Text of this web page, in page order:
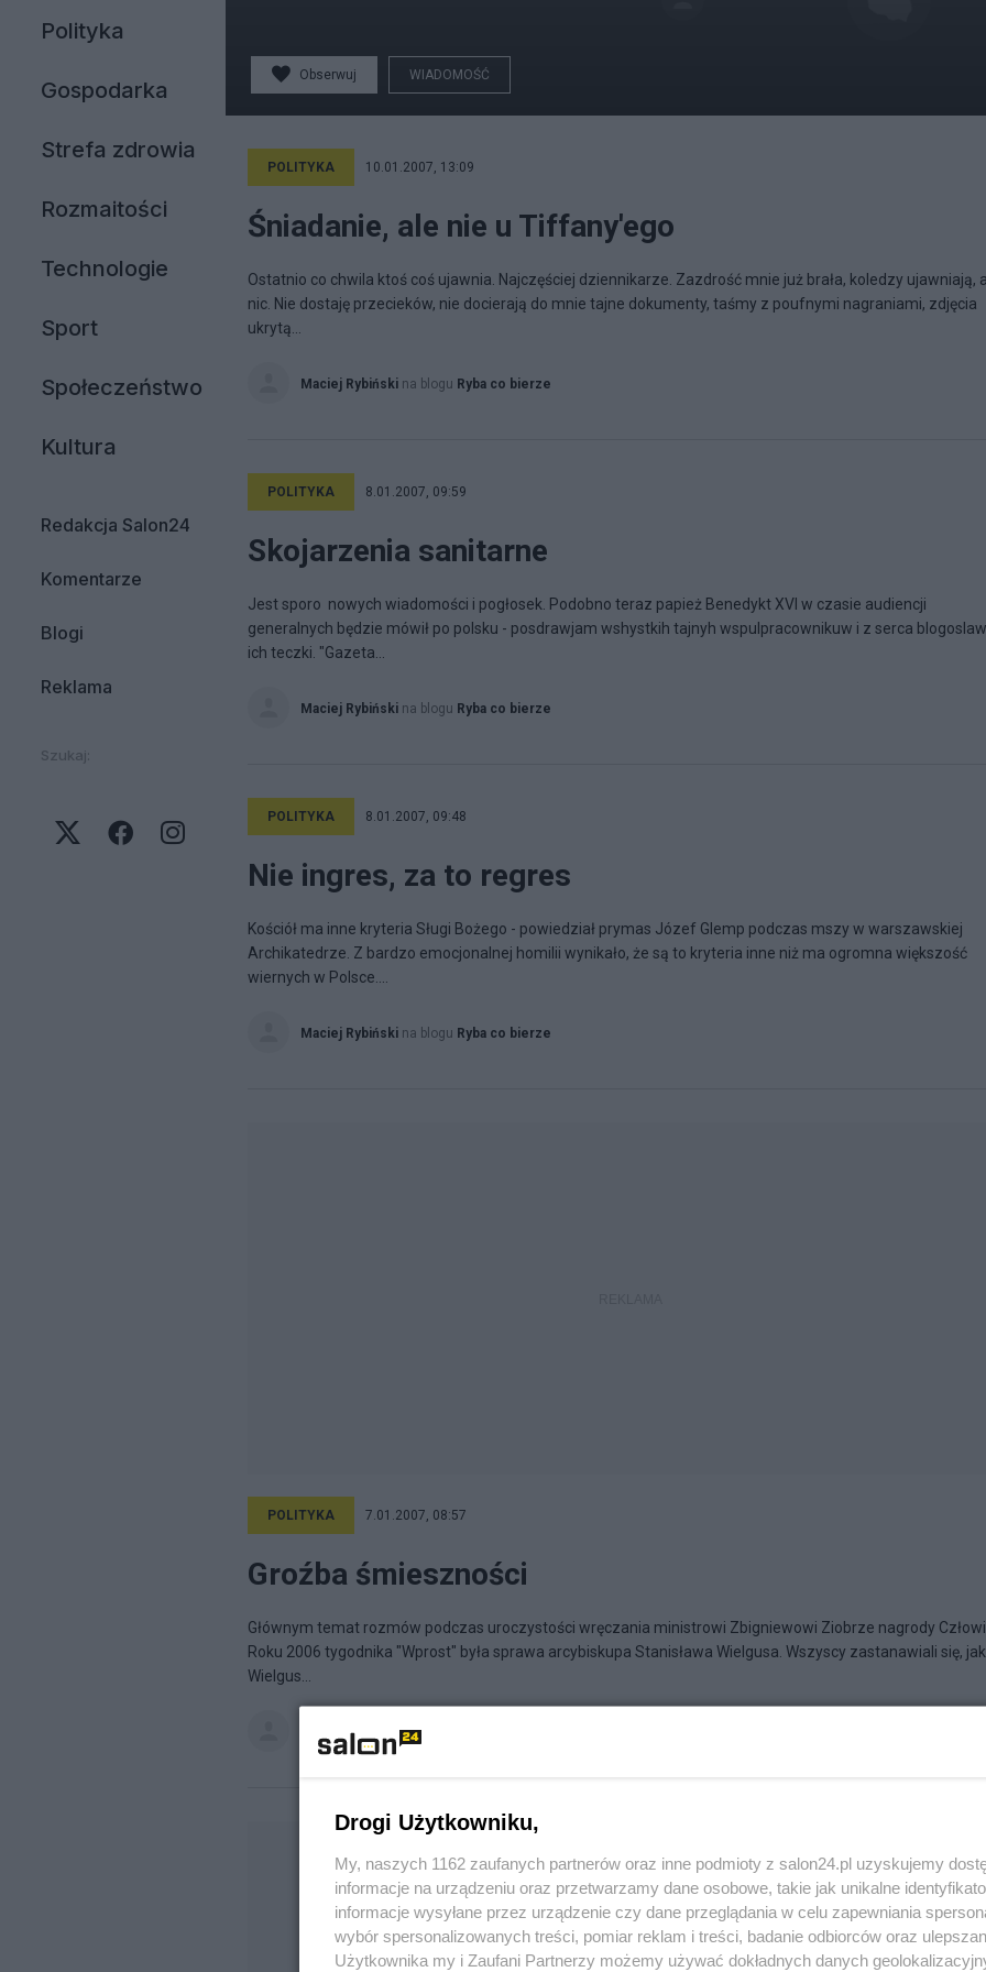
Polityka
Gospodarka
Strefa zdrowia
Rozmaitości
Technologie
Sport
Społeczeństwo
Kultura
Redakcja Salon24
Komentarze
Blogi
Reklama
Szukaj:
Obserwuj WIADOMOŚĆ
POLITYKA 10.01.2007, 13:09
Śniadanie, ale nie u Tiffany'ego
Ostatnio co chwila ktoś coś ujawnia. Najczęściej dziennikarze. Zazdrość mnie już brała, koledzy ujawniają,
nic. Nie dostaję przecieków, nie docierają do mnie tajne dokumenty, taśmy z poufnymi nagraniami, zdjęcia
ukrytą...
Maciej Rybiński na blogu Ryba co bierze
POLITYKA 8.01.2007, 09:59
Skojarzenia sanitarne
Jest sporo nowych wiadomości i pogłosek. Podobno teraz papież Benedykt XVI w czasie audiencji
generalnych będzie mówił po polsku - posdrawjam wshystkih tajnyh wspulpracownikuw i z serca
ich teczki. "Gazeta...
Maciej Rybiński na blogu Ryba co bierze
POLITYKA 8.01.2007, 09:48
Nie ingres, za to regres
Kościół ma inne kryteria Sługi Bożego - powiedział prymas Józef Glemp podczas mszy w warszawskiej
Archikatedrze. Z bardzo emocjonalnej homilii wynikało, że są to kryteria inne niż ma ogromna większość
wiernych w Polsce....
Maciej Rybiński na blogu Ryba co bierze
POLITYKA 7.01.2007, 08:57
Groźba śmieszności
Głównym temat rozmów podczas uroczystości wręczania ministrowi Zbigniewowi Ziobrze nagrody
Roku 2006 tygodnika "Wprost" była sprawa arcybiskupa Stanisława Wielgusa. Wszyscy zastanawiali się, jak
Wielgus...
Maciej Rybiński na blogu
Drogi Użytkowniku,
My, naszych 1162 zaufanych partnerów oraz inne podmioty z salon24.pl uzyskujemy
informacje na urządzeniu oraz przetwarzamy dane osobowe, takie jak unikalne
informacje wysyłane przez urządzenie czy dane przeglądania w celu zapewniania
wybór spersonalizowanych treści, pomiar reklam i treści, badanie odbiorców oraz
Użytkownika my i Zaufani Partnerzy możemy używać dokładnych danych